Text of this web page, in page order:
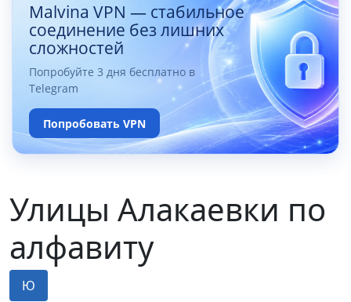
Malvina VPN — стабильное
соединение без лишних
сложностей
Попробуйте 3 дня бесплатно в
Telegram
Попробовать VPN
Улицы Алакаевки по
алфавиту
Ю